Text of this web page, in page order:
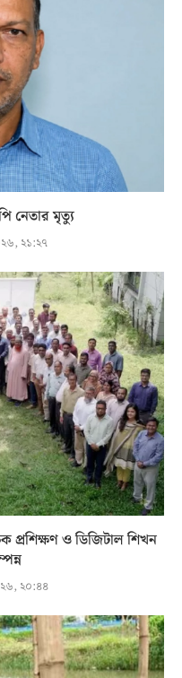
নেতার মৃত্যু
২১:২৭
প্রশিক্ষণ ও ডিজিটাল শিখন
২০:৪৪